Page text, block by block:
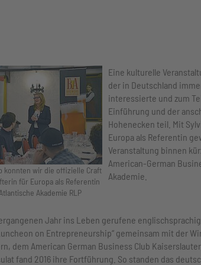
konnten wir die offizielle Craft
für Europa als Referentin
Akademie RLP
Eine kulturelle
der in Deutschland
interessierte und zum
Einführung und der
Hohenecken teil. Mit
Europa als Referentin
Veranstaltung binnen
American-German
Akademie.
Jahr ins Leben gerufene
on Entrepreneurship“ gemeinsam mit der
dem American German Business Club
fand 2016 ihre Fortführung. So standen das